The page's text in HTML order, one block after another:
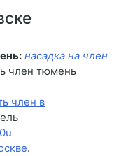
насадка на член
член тюмень
член в
.